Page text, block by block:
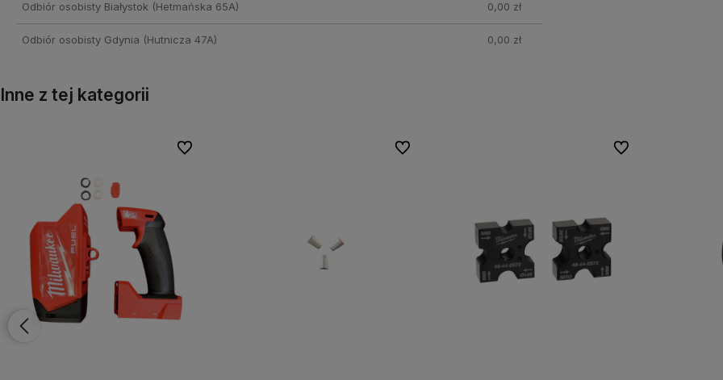
Odbiór osobisty Białystok (Hetmańska 65A) 0,00 zł
Odbiór osobisty Gdynia (Hutnicza 47A) 0,00 zł
Inne z tej kategorii
Do ulubionych
Do ulubionych Do ulubionych
Do ulubionych Do ulubionych
Do ulubionych